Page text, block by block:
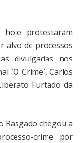
protestaram
alvo de processos
divulgadas nos
`O Crime`, Carlos
Furtado da
Rasgado chegou a
crime por